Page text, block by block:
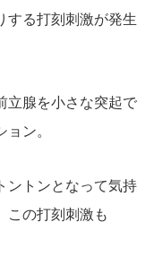
する打刻刺激が発生
立腺を小さな突起で
ン。
ントンとなって気持
この打刻刺激も